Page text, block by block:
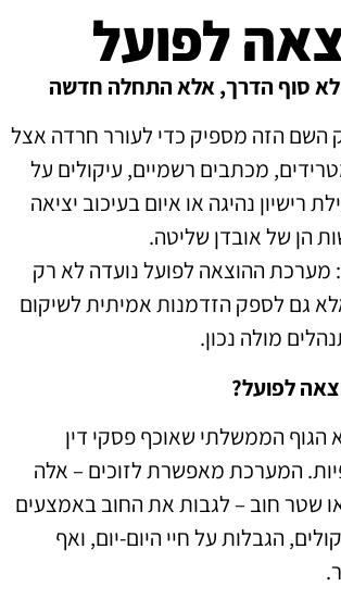
לפועל
לא סוף הדרך, אלא התחלה חדשה
השם הזה מספיק כדי לעורר חרדה אצל
מכתבים רשמיים, עיקולים על
רישיון נהיגה או איום בעיכוב יציאה
הן של אובדן שליטה.
מערכת ההוצאה לפועל נועדה לא רק
גם לספק הזדמנות אמיתית לשיקום
מולה נכון.
לפועל?
הגוף הממשלתי שאוכף פסקי דין
המערכת מאפשרת לזוכים – אלה
שטר חוב – לגבות את החוב באמצעים
הגבלות על חיי היום-יום, ואף